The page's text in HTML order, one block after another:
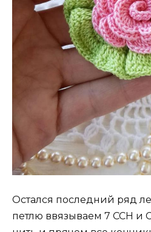
Остался последний ряд
петлю ввязываем 7 ССН и